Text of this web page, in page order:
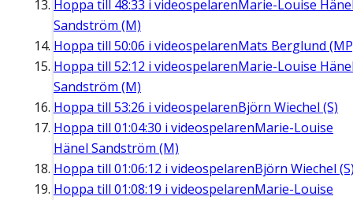
Hoppa till 48:33 i videospelarenMarie-Louise
Sandström (M)
Hoppa till 50:06 i videospelarenMats Berglund
Hoppa till 52:12 i videospelarenMarie-Louise
Sandström (M)
Hoppa till 53:26 i videospelarenBjörn Wiechel (S)
Hoppa till 01:04:30 i videospelarenMarie-Louise
Hänel Sandström (M)
Hoppa till 01:06:12 i videospelarenBjörn Wiechel
Hoppa till 01:08:19 i videospelarenMarie-Louise